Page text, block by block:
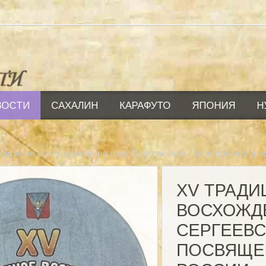
САХАЛИН КАРАФУТО ЯПОНИЯ
восхождение на гору Сергеевская Посвященное
XV